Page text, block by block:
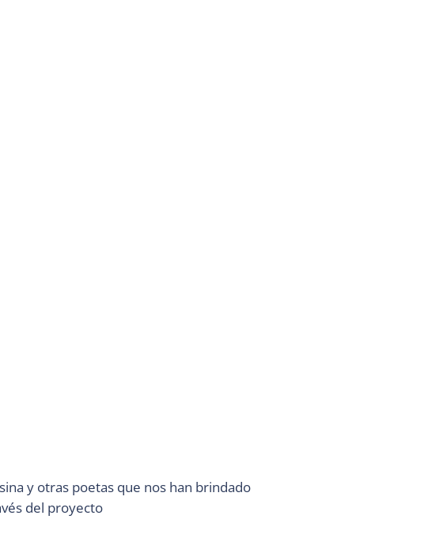
y otras poetas que nos han brindado
del proyecto